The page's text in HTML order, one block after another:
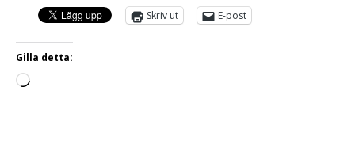
Skriv ut
E-post
Gilla detta: